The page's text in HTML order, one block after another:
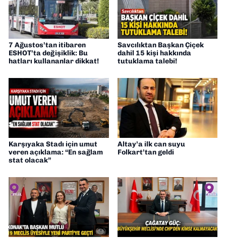
7 Ağustos’tan itibaren
ESHOT’ta değişiklik: Bu
hatları kullananlar dikkat!
Savcılıktan Başkan Çiçek
dahil 15 kişi hakkında
tutuklama talebi!
Karşıyaka Stadı için umut
veren açıklama: “En sağlam
stat olacak”
Altay’a ilk can suyu
Folkart’tan geldi